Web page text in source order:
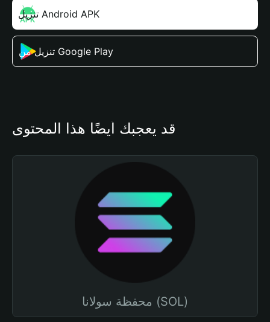
تنزيل Android APK
تنزيل من Google Play
قد يعجبك أيضًا هذا المحتوى
محفظة سولانا (SOL)